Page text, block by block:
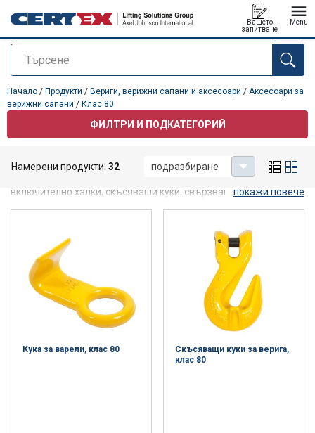
Търсене
Вашето
запитване
Menu
е добавен към вашето запитване
Начало / Продукти / Вериги, верижни сапани и аксесоари / Аксесоари за
верижни сапани / Клас 80
ФИЛТРИ И ПОДКАТЕГОРИЙ
Тук ще намерите нашите аксесоари за сапани клас 80,
включително халки, скъсяваши куки, свързващи звена и
текстилни сапани.
Свържете се с нас и ние ще ви помогнем да намерите
правилния продукт!
покажи повече
Намерени продукти: 32 подразбиране
Кука за варели, клас 80
Скъсяващи куки за верига,
клас 80